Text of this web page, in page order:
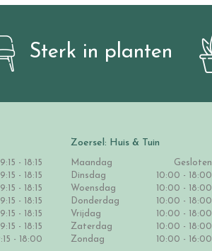
Sterk in planten
- 18:15
- 18:15
- 18:15
- 18:15
- 18:15
- 18:15
- 18:00
Zoersel: Huis & Tuin
Maandag
Gesloten
Dinsdag
10:00 - 18:00
Woensdag
10:00 - 18:00
Donderdag
10:00 - 18:00
Vrijdag
10:00 - 18:00
Zaterdag
10:00 - 18:00
Zondag
10:00 - 16:00